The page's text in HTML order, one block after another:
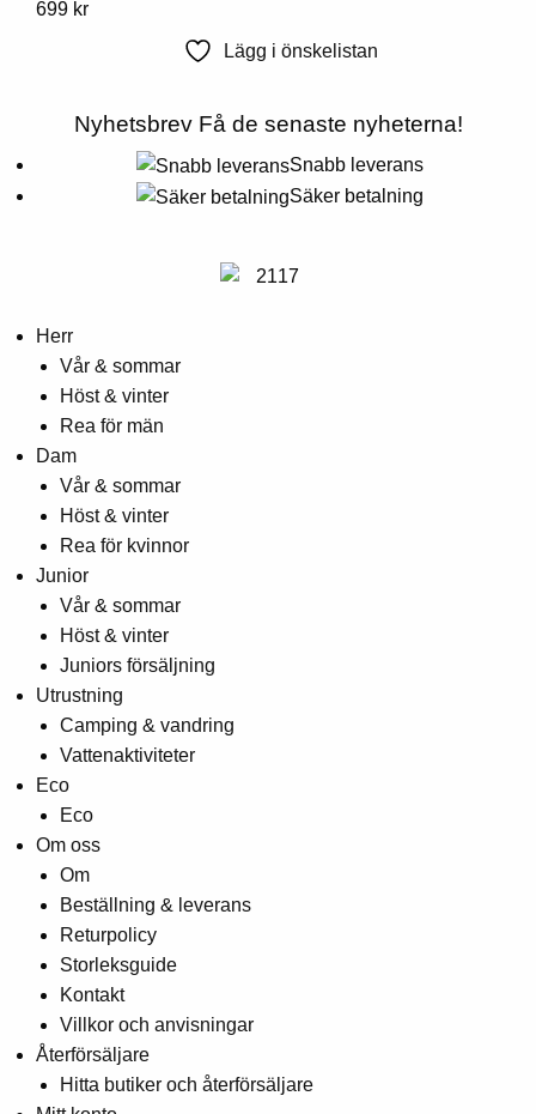
på
Denna
varianter.
699 kr
Lägg i önskelistan
NyhetsbrevFå de senaste nyheterna!
Snabb leverans
Säker betalning
Herr
Vår & sommar
Höst & vinter
Rea för män
Dam
Vår & sommar
Höst & vinter
Rea för kvinnor
Junior
Vår & sommar
Höst & vinter
Juniors försäljning
Utrustning
Camping & vandring
Vattenaktiviteter
Eco
Eco
Om oss
Om
Beställning & leverans
Returpolicy
Storleksguide
Kontakt
Villkor och anvisningar
Återförsäljare
Hitta butiker och återförsäljare